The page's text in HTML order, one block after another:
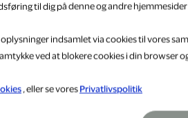
til dig på denne og andre
oplysninger indsamlet via cookies til vores
ved at blokere cookies i din browser
, eller se vores Privatlivspolitik